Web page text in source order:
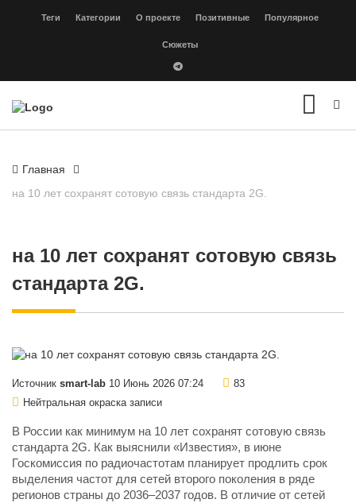
Теги Категории О проекте Позитивные Популярное
Сюжеты
Главная
на 10 лет сохранят сотовую связь стандарта 2G.
на 10 лет сохранят сотовую связь
стандарта 2G.
Источник smart-lab 10 Июнь 2026 07:24
83
Нейтральная окраска записи
В России как минимум на 10 лет сохранят сотовую связь
стандарта 2G. Как выяснили «Известия», в июне
Госкомиссия по радиочастотам планирует продлить срок
выделения частот для сетей второго поколения в ряде
регионов страны до 2036–2037 годов. В отличие от сетей